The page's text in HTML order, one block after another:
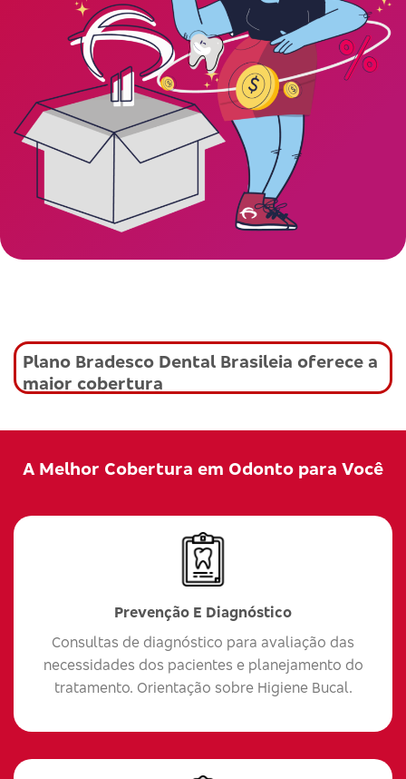
Plano Bradesco Dental Brasileia oferece a
maior cobertura
A Melhor Cobertura em Odonto para Você
Prevenção E Diagnóstico
Consultas de diagnóstico para avaliação das
necessidades dos pacientes e planejamento do
tratamento. Orientação sobre Higiene Bucal.